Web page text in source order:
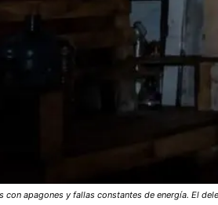
apagones y fallas constantes de energía. El